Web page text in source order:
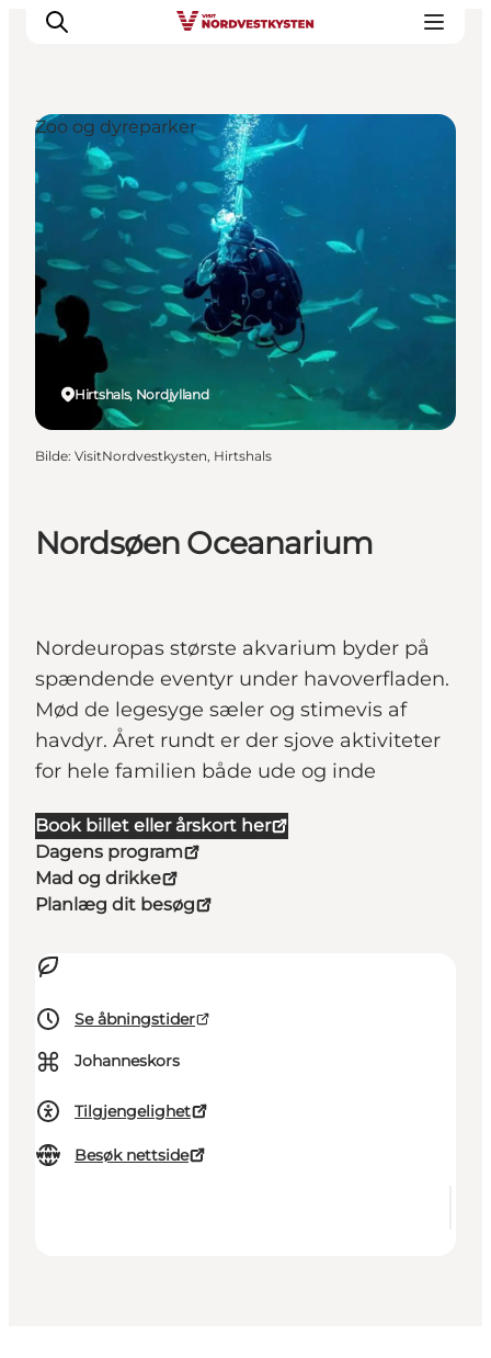
Byer og steder
Inspirasjon
Events
Overnatting
Planlegg ferien
Nordsøen Oceanarium
Nordeuropas største akvarium byder på
spændende eventyr under havoverfladen.
Mød de legesyge sæler og stimevis af
havdyr. Året rundt er der sjove aktiviteter
for hele familien både ude og inde
Book billet eller årskort her
Dagens program
Mad og drikke
Planlæg dit besøg
Se åbningstider
⌘ Johanneskors
Tilgjengelighet
Besøk nettside
Hirtshals, Nordjylland
Zoo og dyreparker
Bilde: VisitNordvestkysten, Hirtshals